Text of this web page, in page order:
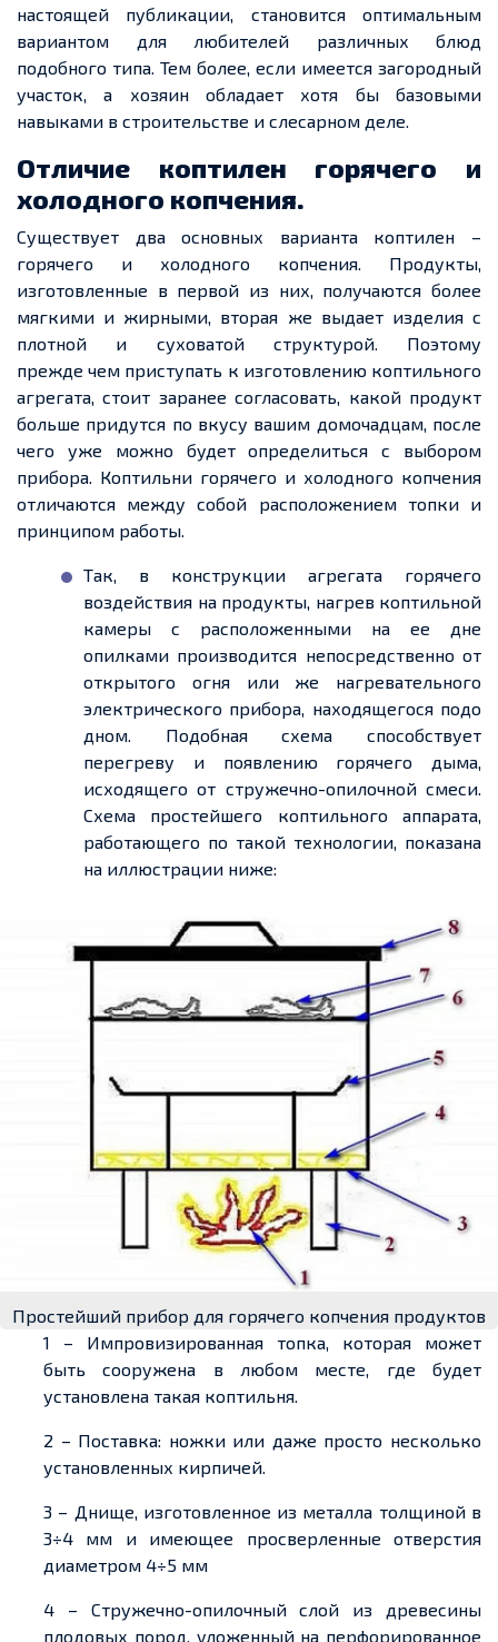
настоящей публикации, становится оптимальным
вариантом для любителей различных блюд
подобного типа. Тем более, если имеется загородный
участок, а хозяин обладает хотя бы базовыми
навыками в строительстве и слесарном деле.
Отличие коптилен горячего и
холодного копчения.
Существует два основных варианта коптилен –
горячего и холодного копчения. Продукты,
изготовленные в первой из них, получаются более
мягкими и жирными, вторая же выдает изделия с
плотной и суховатой структурой. Поэтому
прежде чем приступать к изготовлению коптильного
агрегата, стоит заранее согласовать, какой продукт
больше придутся по вкусу вашим домочадцам, после
чего уже можно будет определиться с выбором
прибора. Коптильни горячего и холодного копчения
отличаются между собой расположением топки и
принципом работы.
Так, в конструкции агрегата горячего
воздействия на продукты, нагрев коптильной
камеры с расположенными на ее дне
опилками производится непосредственно от
открытого огня или же нагревательного
электрического прибора, находящегося подо
дном. Подобная схема способствует
перегреву и появлению горячего дыма,
исходящего от стружечно-опилочной смеси.
Схема простейшего коптильного аппарата,
работающего по такой технологии, показана
на иллюстрации ниже:
Простейший прибор для горячего копчения продуктов
1 – Импровизированная топка, которая может
быть сооружена в любом месте, где будет
установлена такая коптильня.
2 – Поставка: ножки или даже просто несколько
установленных кирпичей.
3 – Днище, изготовленное из металла толщиной в
3÷4 мм и имеющее просверленные отверстия
диаметром 4÷5 мм
4 – Стружечно-опилочный слой из древесины
плодовых пород, уложенный на перфорированное